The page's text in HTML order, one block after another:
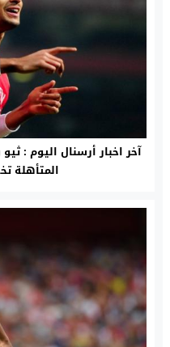
آخر اخبار أرسنال اليوم :
المتأهلة